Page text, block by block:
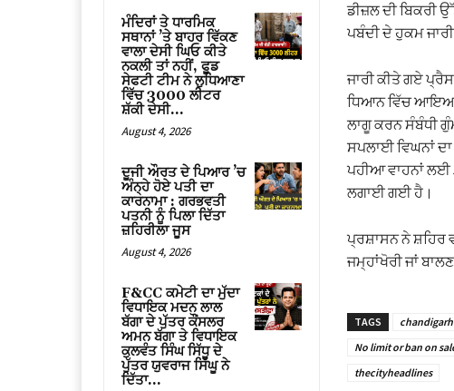
ਮੰਦਿਰਾਂ ਤੇ ਧਾਰਮਿਕ
ਸਥਾਨਾਂ ’ਤੇ ਬਾਹਰ ਵਿੱਕਣ
ਵਾਲਾ ਦੇਸੀ ਘਿਓ ਕੀਤੇ
ਨਕਲੀ ਤਾਂ ਨਹੀਂ, ਫੂਡ
ਸੇਫਟੀ ਟੀਮ ਨੇ ਲੁਧਿਆਣਾ
ਵਿੱਚ 3000 ਲੀਟਰ
ਸ਼ੱਕੀ ਦੇਸੀ...
August 4, 2026
ਦੂਜੀ ਔਰਤ ਦੇ ਪਿਆਰ ’ਚ
ਅੰਨ੍ਹੇ ਹੋਏ ਪਤੀ ਦਾ
ਕਾਰਨਾਮਾ : ਗਰਭਵਤੀ
ਪਤਨੀ ਨੂੰ ਪਿਲਾ ਦਿੱਤਾ
ਜ਼ਹਿਰੀਲਾ ਜੂਸ
August 4, 2026
F&CC ਕਮੇਟੀ ਦਾ ਮੁੱਦਾ
ਵਿਧਾਇਕ ਮਦਨ ਲਾਲ
ਬੱਗਾ ਦੇ ਪੁੱਤਰ ਕੌਂਸਲਰ
ਅਮਨ ਬੱਗਾ ਤੇ ਵਿਧਾਇਕ
ਕੁਲਵੰਤ ਸਿੰਘ ਸਿੱਧੂ ਦੇ
ਪੁੱਤਰ ਯੁਵਰਾਜ ਸਿੱਘੂ ਨੇ
ਦਿੱਤਾ...
ਡੀਜ਼ਲ ਦੀ ਬਿਕਰੀ
ਪਬੰਦੀ ਦੇ ਹੁਕਮ
ਜਾਰੀ ਕੀਤੇ ਗਏ
ਧਿਆਨ ਵਿੱਚ ਆਇਆ
ਲਾਗੂ ਕਰਨ ਸੰਬੰਧੀ
ਸਪਲਾਈ ਵਿਘਨਾਂ
ਪਹੀਆ ਵਾਹਨਾਂ ਲਈ
ਲਗਾਈ ਗਈ ਹੈ।
ਪ੍ਰਸ਼ਾਸਨ ਨੇ ਸ਼ਹਿਰ
ਜਮ੍ਹਾਂਖੋਰੀ ਜਾਂ
TAGS
No limit or ban on
thecityheadlines